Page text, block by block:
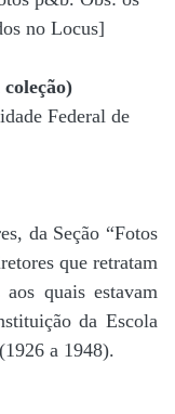
no Locus]
Federal de
da Seção “Fotos
que retratam
quais estavam
da Escola
a 1948).